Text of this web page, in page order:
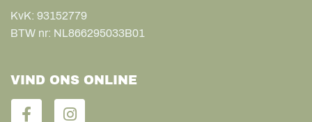
KvK: 93152779
BTW nr: NL866295033B01
VIND ONS ONLINE